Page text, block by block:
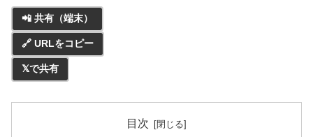
📲 共有（端末）
🔗 URLをコピー
𝕏で共有
目次